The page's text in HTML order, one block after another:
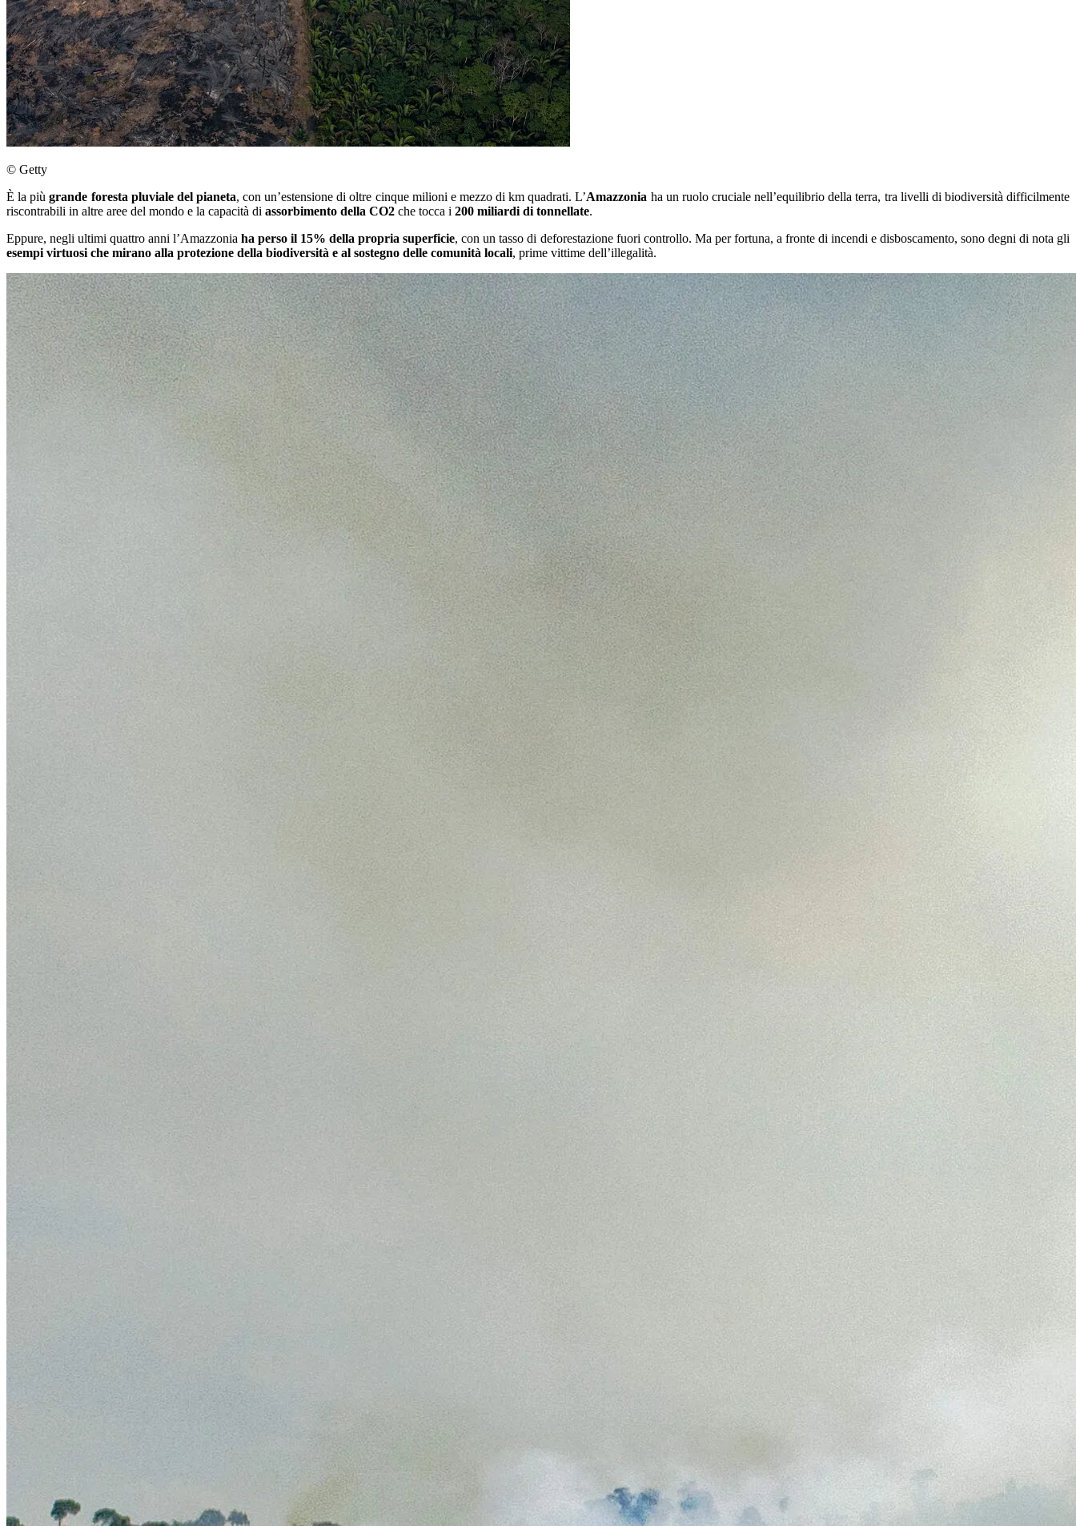
© Getty
È la piùgrande foresta pluviale del pianeta, con un’estensione di oltre cinque milioni e mezzo di km quadrati. L’Amazzonia ha un ruolo cruciale nell’equilibrio della terra, tra livelli di biodiversità difficilmente
riscontrabili in altre aree del mondo e la capacità di assorbimento della CO2 che tocca i 200 miliardi di tonnellate.
Eppure, negli ultimi quattro anni l’Amazzoniaha perso il 15% della propria superficie, con un tasso di deforestazione fuori controllo. Ma per fortuna, a fronte di incendi e disboscamento, sono degni di nota gli
esempi virtuosi che mirano alla protezione della biodiversità e al sostegno delle comunità locali, prime vittime dell’illegalità.